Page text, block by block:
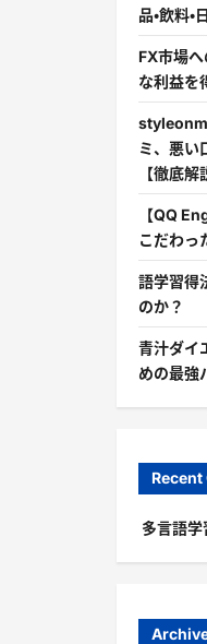
品・飲料
FX市場
な利益を
ミ、悪い
【徹底解
【QQ
こだわっ
語学習得
のか？
青汁ダイ
めの最強
多言語学